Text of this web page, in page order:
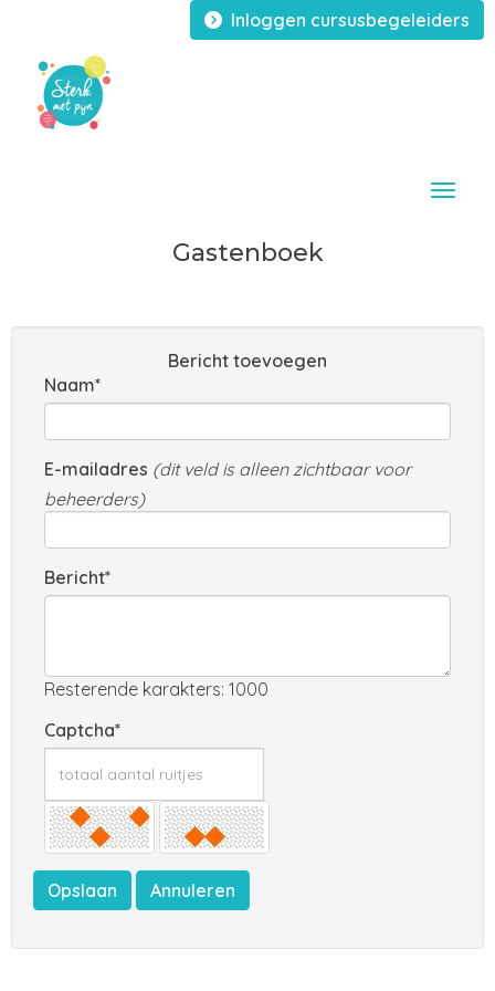
Inloggen cursusbegeleiders
Gastenboek
Bericht toevoegen
Naam*
E-mailadres (dit veld is alleen zichtbaar voor
beheerders)
Bericht*
Resterende karakters: 1000
Captcha*
Opslaan Annuleren